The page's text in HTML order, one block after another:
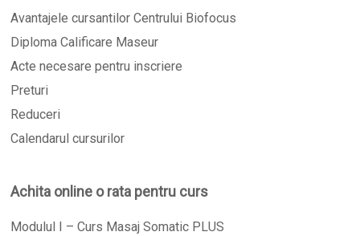
Avantajele cursantilor Centrului Biofocus
Diploma Calificare Maseur
Acte necesare pentru inscriere
Preturi
Reduceri
Calendarul cursurilor
Achita online o rata pentru curs
Modulul I – Curs Masaj Somatic PLUS